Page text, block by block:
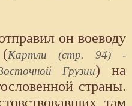
он воеводу
Картли (стр. 94) -
Грузии) на
страны.
там